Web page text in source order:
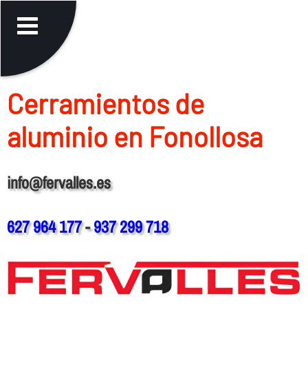
Cerramientos de
aluminio en Fonollosa
info@fervalles.es
627 964 177-937 299 718